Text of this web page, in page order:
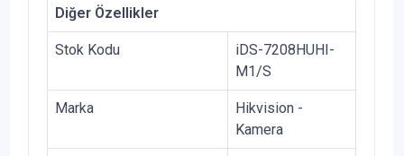
Diğer Özellikler
Stok Kodu
iDS-7208HUHI-
M1/S
Marka
Hikvision -
Kamera